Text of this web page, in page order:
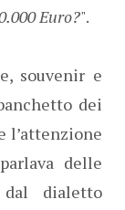
Euro?".
souvenir e
dei
l’attenzione
delle
dialetto